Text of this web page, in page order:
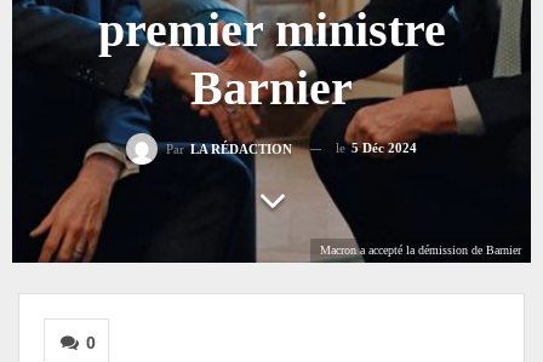
premier ministre
Barnier
ParLA RÉDACTION le5 Déc 2024
Macron a accepté la démission de Barnier
0